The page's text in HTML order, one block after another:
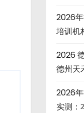
2026
培训机
2026
德州天
2026
实测：